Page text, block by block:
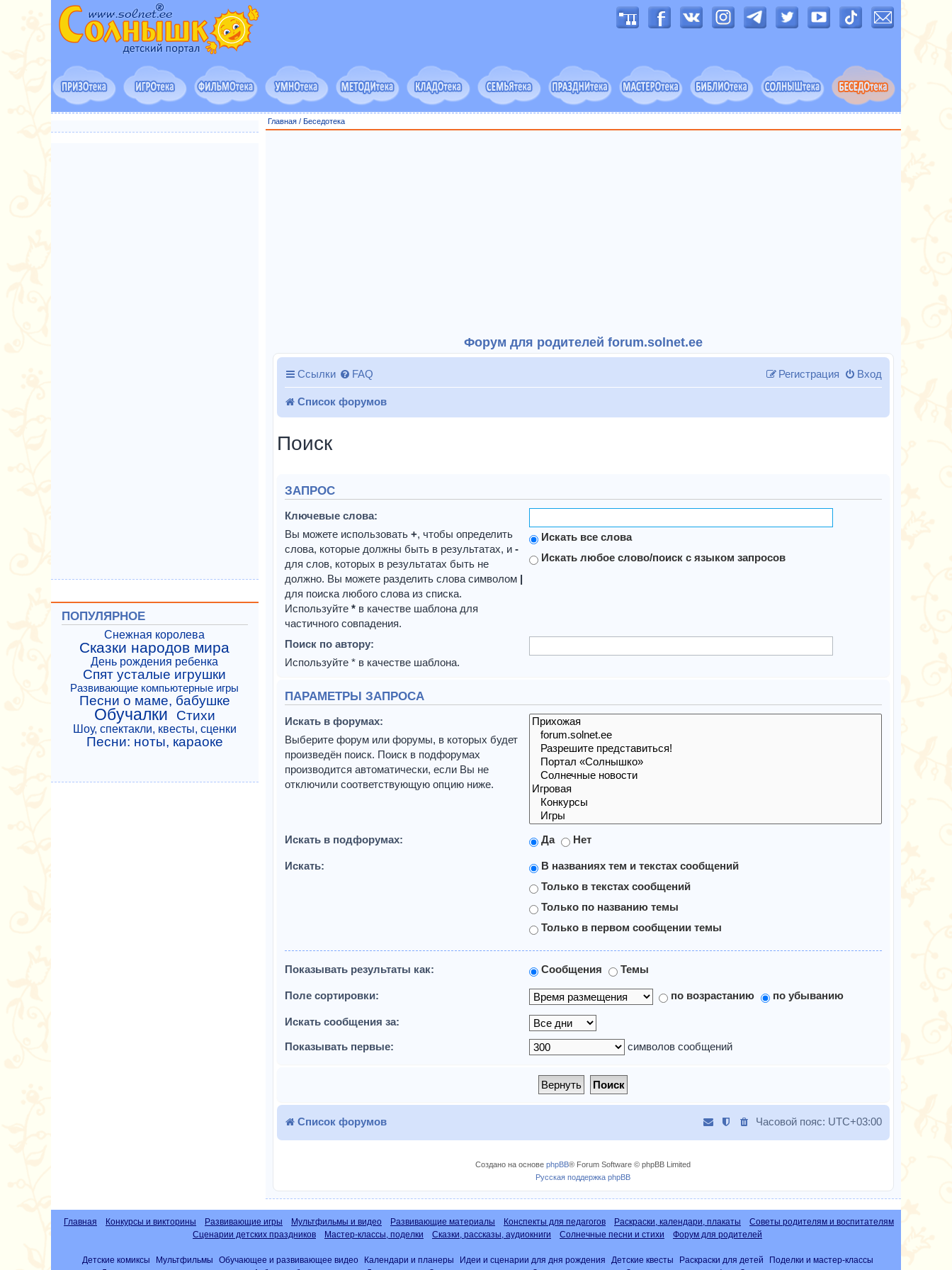
Главная/ Беседотека
Форум для родителей forum.solnet.ee
Ссылки FAQ Вход
Регистрация
Список форумов
Поиск
ЗАПРОС
Ключевые слова:
Вы можете использовать +, чтобы определить
слова, которые должны быть в результатах, и -
для слов, которых в результатах быть не
должно. Вы можете разделить слова символом |
для поиска любого слова из списка.
Используйте *в качестве шаблона для
частичного совпадения.
Искать все слова
Искать любое слово/поиск с языком запросов
Поиск по автору:
Используйте * в качестве шаблона.
ПАРАМЕТРЫ ЗАПРОСА
Искать в форумах:
Выберите форум или форумы, в которых будет
произведён поиск. Поиск в подфорумах
производится автоматически, если Вы не
отключили соответствующую опцию ниже.
Искать в подфорумах: Да Нет
Искать:
В названиях тем и текстах сообщений
Только в текстах сообщений
Только по названию темы
Только в первом сообщении темы
Показывать результаты как: Сообщения Темы
Поле сортировки: по возрастанию по убыванию
Искать сообщения за:
Показывать первые: символов сообщений
Список форумов Часовой пояс: UTC+03:00
Создано на основеphpBB® Forum Software © phpBB Limited
Русская поддержка phpBB
ПОПУЛЯРНОЕ
Снежная королева
Сказки народов мира
День рождения ребенка
Спят усталые игрушки
Развивающие компьютерные игры
Песни о маме, бабушке
Обучалки Стихи
Шоу, спектакли, квесты, сценки
Песни: ноты, караоке
Главная Конкурсы и викторины Развивающие игры Мультфильмы и видео Развивающие материалы Конспекты для педагогов Раскраски, календари, плакаты
Советы родителям и воспитателям
Сценарии детских праздников
Мастер-классы, поделки Сказки, рассказы, аудиокниги Солнечные песни и стихи Форум для родителей
Детские комиксы Мультфильмы Обучающее и развивающее видео Календари и планеры Идеи и сценарии для дня рождения Детские квесты Раскраски для детей
Поделки и мастер-классы